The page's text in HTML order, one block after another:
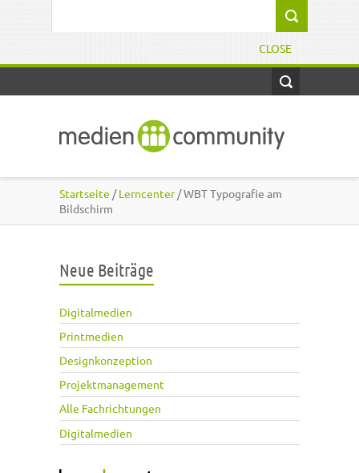
CLOSE
Startseite /Lerncenter/ WBT Typografie am
Bildschirm
Neue Beiträge
Digitalmedien
Printmedien
Designkonzeption
Projektmanagement
Alle Fachrichtungen
Digitalmedien